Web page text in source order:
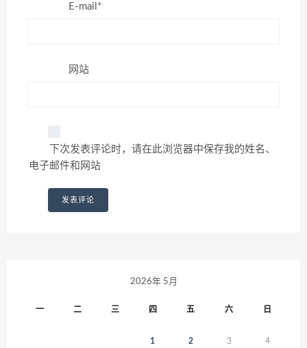
E-mail*
网站
下次发表评论时，请在此浏览器中保存我的姓名、
电子邮件和网站
2026年 5月
一 二 三 四 五 六 日
1 2 3 4